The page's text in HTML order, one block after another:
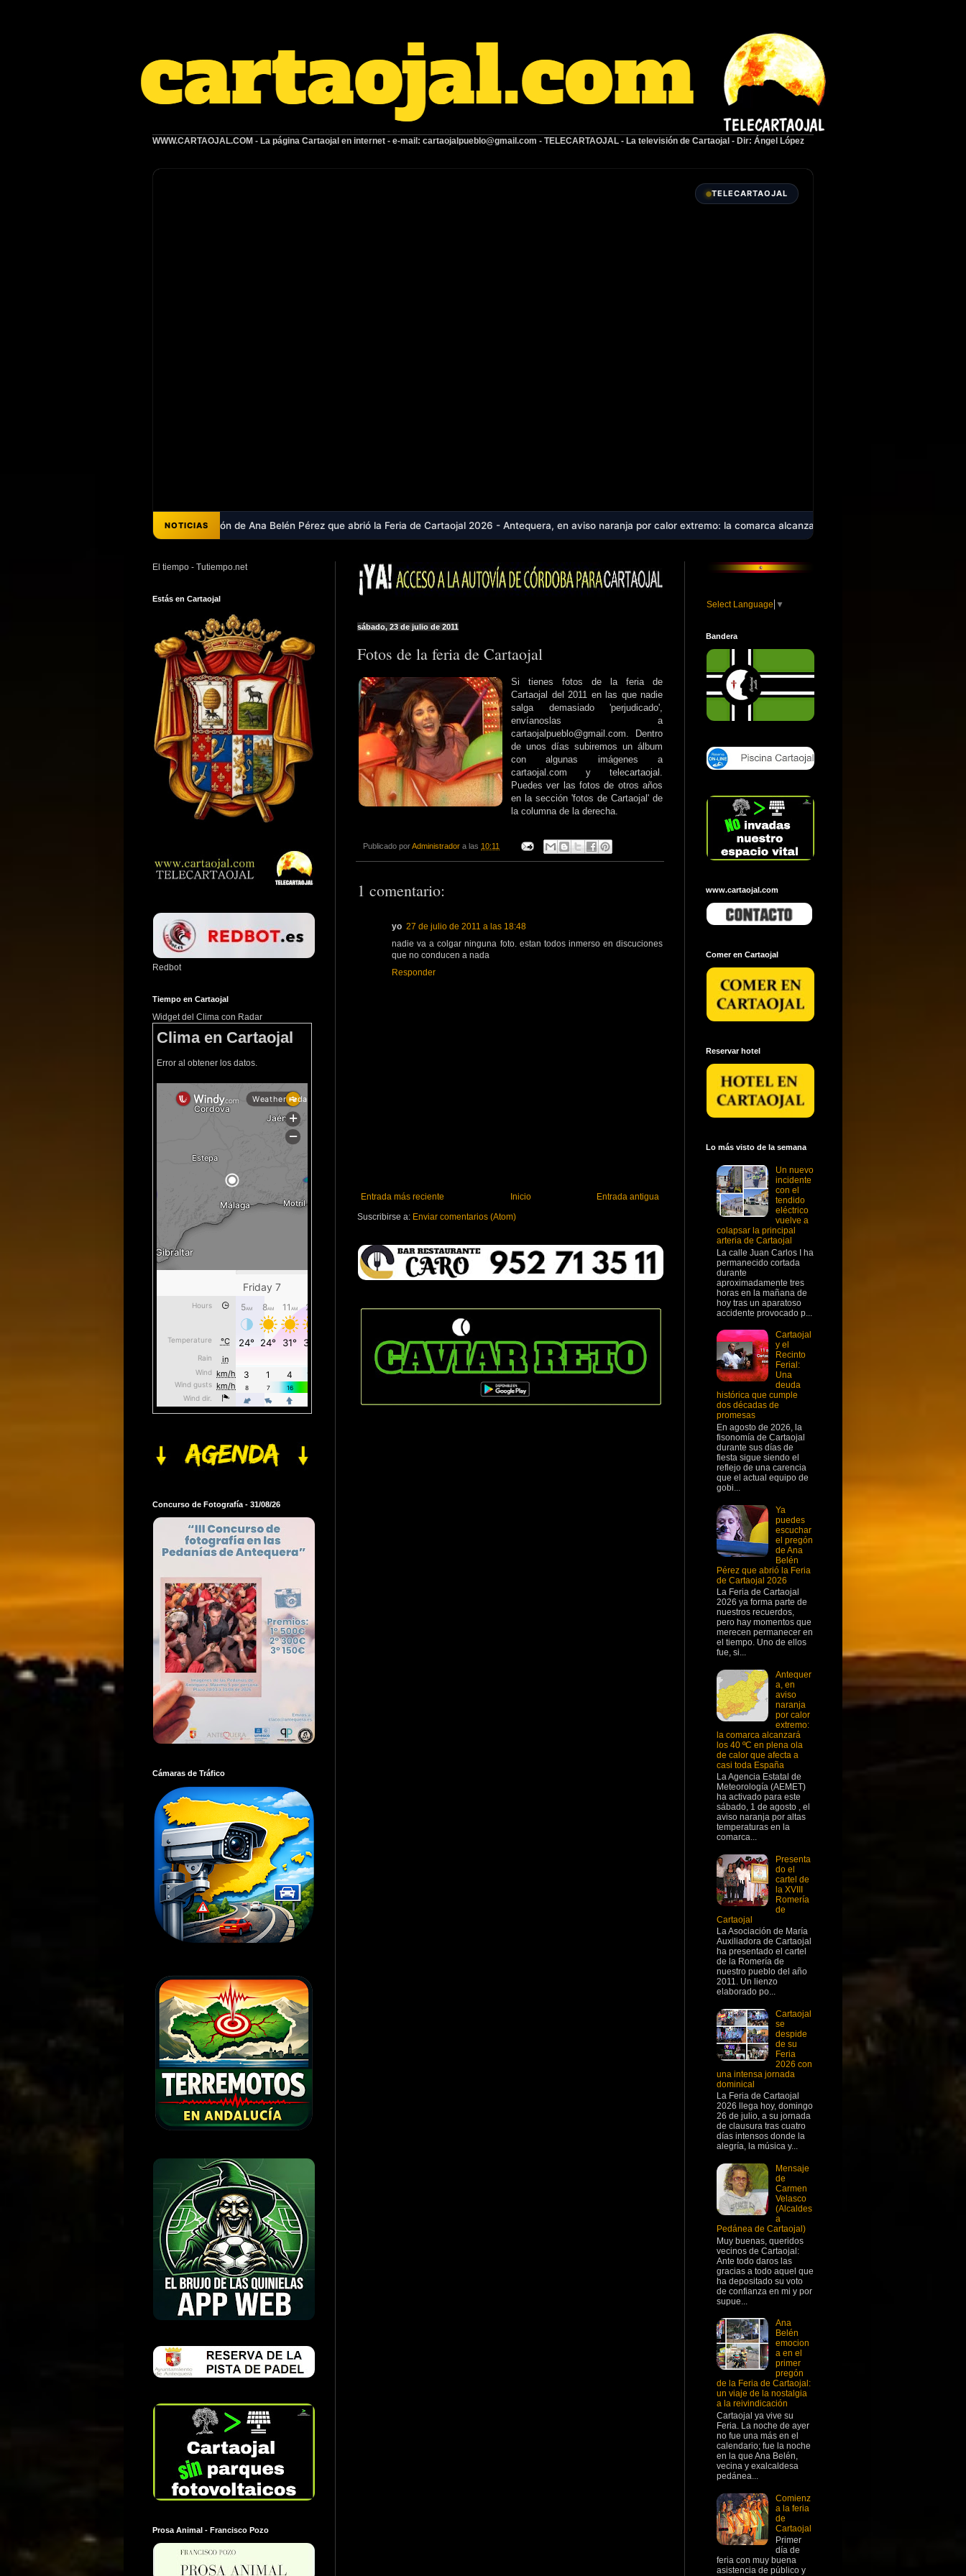
WWW.CARTAOJAL.COM - La página Cartaojal en internet - e-mail: cartaojalpueblo@gmail.com - TELECARTAOJAL - La televisión de Cartaojal - Dir: Ángel López
TELECARTAOJAL
NOTICIAS
escuchar el pregón de Ana Belén Pérez que abrió la Feria de Cartaojal 2026 - Antequera, en aviso naranja por calor extremo: la comarca alcanzará los 40 ºC en plena ola de calor que afecta a
sábado, 23 de julio de 2011
Fotos de la feria de Cartaojal
Si tienes fotos de la feria de
Cartaojal del 2011 en las que nadie
salga demasiado 'perjudicado',
envíanoslas a
cartaojalpueblo@gmail.com. Dentro
de unos días subiremos un álbum
con algunas imágenes a
cartaojal.com y telecartaojal.
Puedes ver las fotos de otros años
en la sección 'fotos de Cartaojal' de
la columna de la derecha.
Publicado porAdministrador a las 10:11
1 comentario:
yo 27 de julio de 2011 a las 18:48
nadie va a colgar ninguna foto. estan todos inmerso en discuciones
que no conducen a nada
Responder
Entrada más reciente Entrada antigua
Inicio
Suscribirse a: Enviar comentarios (Atom)
El tiempo - Tutiempo.net
Estás en Cartaojal
Redbot
Tiempo en Cartaojal
Widget del Clima con Radar
Clima en Cartaojal
Error al obtener los datos.
Concurso de Fotografía - 31/08/26
Cámaras de Tráfico
Prosa Animal - Francisco Pozo
Select Language ▼
Bandera
www.cartaojal.com
Comer en Cartaojal
Reservar hotel
Lo más visto de la semana
Un nuevo
incidente
con el
tendido
eléctrico
vuelve a
colapsar la principal
arteria de Cartaojal
La calle Juan Carlos I ha
permanecido cortada
durante
aproximadamente tres
horas en la mañana de
hoy tras un aparatoso
accidente provocado p...
Cartaojal
y el
Recinto
Ferial:
Una
deuda
histórica que cumple
dos décadas de
promesas
En agosto de 2026, la
fisonomía de Cartaojal
durante sus días de
fiesta sigue siendo el
reflejo de una carencia
que el actual equipo de
gobi...
Ya
puedes
escuchar
el pregón
de Ana
Belén
Pérez que abrió la Feria
de Cartaojal 2026
La Feria de Cartaojal
2026 ya forma parte de
nuestros recuerdos,
pero hay momentos que
merecen permanecer en
el tiempo. Uno de ellos
fue, si...
Antequer
a, en
aviso
naranja
por calor
extremo:
la comarca alcanzará
los 40 ºC en plena ola
de calor que afecta a
casi toda España
La Agencia Estatal de
Meteorología (AEMET)
ha activado para este
sábado, 1 de agosto , el
aviso naranja por altas
temperaturas en la
comarca...
Presenta
do el
cartel de
la XVIII
Romería
de
Cartaojal
La Asociación de María
Auxiliadora de Cartaojal
ha presentado el cartel
de la Romería de
nuestro pueblo del año
2011. Un lienzo
elaborado po...
Cartaojal
se
despide
de su
Feria
2026 con
una intensa jornada
dominical
La Feria de Cartaojal
2026 llega hoy, domingo
26 de julio, a su jornada
de clausura tras cuatro
días intensos donde la
alegría, la música y...
Mensaje
de
Carmen
Velasco
(Alcaldes
a
Pedánea de Cartaojal)
Muy buenas, queridos
vecinos de Cartaojal:
Ante todo daros las
gracias a todo aquel que
ha depositado su voto
de confianza en mi y por
supue...
Ana
Belén
emocion
a en el
primer
pregón
de la Feria de Cartaojal:
un viaje de la nostalgia
a la reivindicación
Cartaojal ya vive su
Feria. La noche de ayer
no fue una más en el
calendario; fue la noche
en la que Ana Belén,
vecina y exalcaldesa
pedánea...
Comienz
a la feria
de
Cartaojal
Primer
día de
feria con muy buena
asistencia de público y